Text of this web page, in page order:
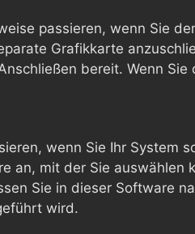
passieren, wenn Sie
Grafikkarte
bereit. Wenn
wenn Sie Ihr System
an, mit der Sie
Sie in dieser Software
wird.